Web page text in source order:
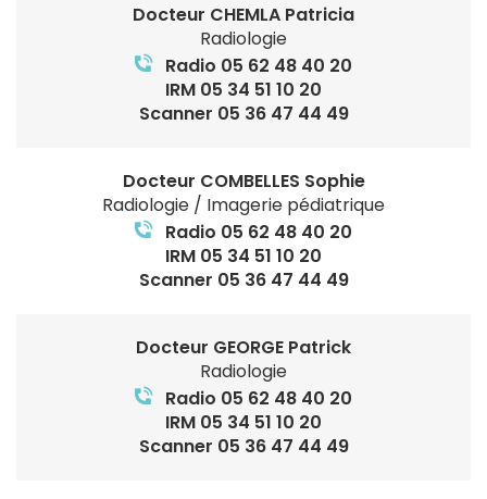
Docteur CHEMLA Patricia
Radiologie
Radio 05 62 48 40 20
IRM 05 34 51 10 20
Scanner 05 36 47 44 49
Docteur COMBELLES Sophie
Radiologie / Imagerie pédiatrique
Radio 05 62 48 40 20
IRM 05 34 51 10 20
Scanner 05 36 47 44 49
Docteur GEORGE Patrick
Radiologie
Radio 05 62 48 40 20
IRM 05 34 51 10 20
Scanner 05 36 47 44 49